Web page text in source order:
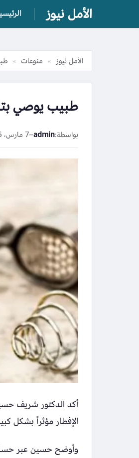
الأمل نيوز
الأمل نيوز » منوعات »
طبيب يوصي
بواسطة:admin
–7 مارس، 2026 4:30 مساءً
أكد الدكتور شريف
الإفطار مؤثراً بشكل
وأوضح حسين عبر